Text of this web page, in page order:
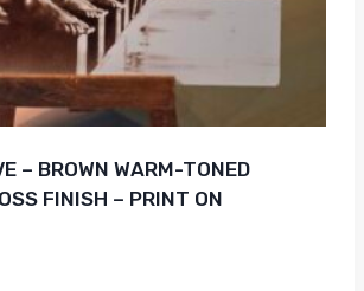
– BROWN WARM-TONED
FINISH – PRINT ON